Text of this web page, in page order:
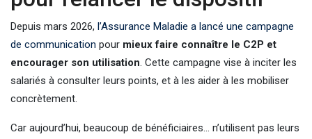
Depuis mars 2026, l’Assurance Maladie a lancé une campagne
de communication pour mieux faire connaître le C2P et
encourager son utilisation. Cette campagne vise à inciter les
salariés à consulter leurs points, et à les aider à les mobiliser
concrètement.
Car aujourd’hui, beaucoup de bénéficiaires… n’utilisent pas leurs